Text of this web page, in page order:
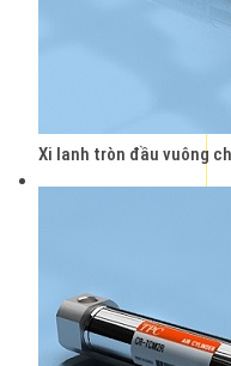
Xi lanh tròn đầu vuông